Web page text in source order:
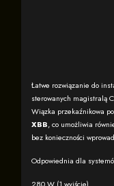
Łatwe rozwiązanie do
sterowanych magistralą
Wiązka przekaźnikowa
XBB, co umożliwia
bez konieczności
Odpowiednia dla
280 W (1 wyjście)